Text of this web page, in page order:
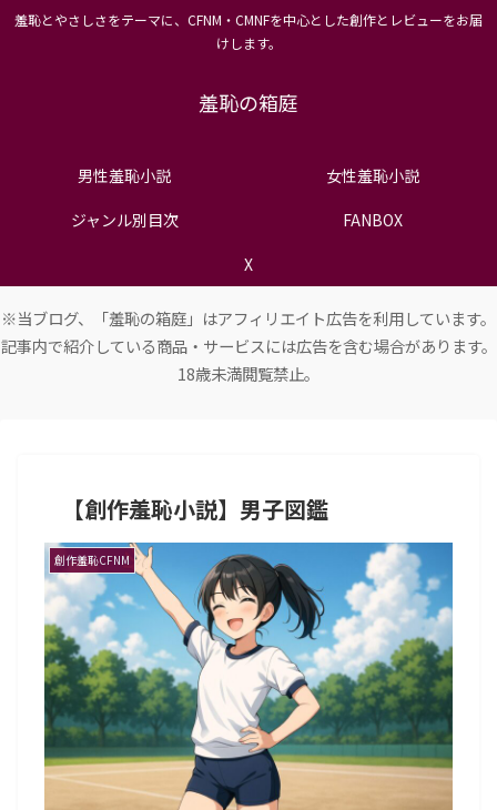
羞恥とやさしさをテーマに、CFNM・CMNFを中心とした創作とレビューをお届
けします。
羞恥の箱庭
男性羞恥小説
女性羞恥小説
ジャンル別目次
FANBOX
X
※当ブログ、「羞恥の箱庭」はアフィリエイト広告を利用しています。
記事内で紹介している商品・サービスには広告を含む場合があります。
18歳未満閲覧禁止。
【創作羞恥小説】男子図鑑
創作羞恥CFNM